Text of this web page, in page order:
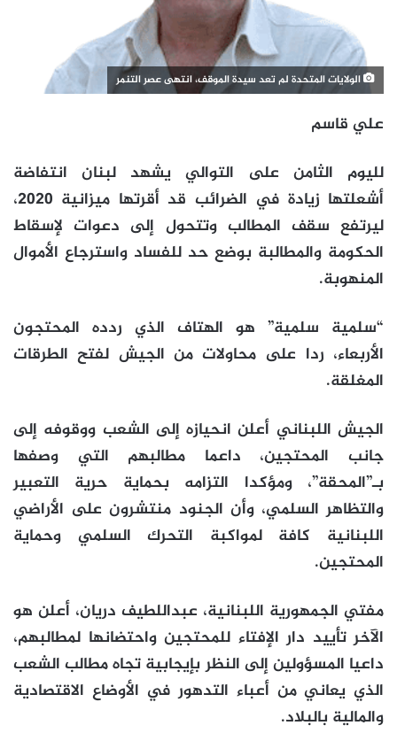
الولايات المتحدة لم تعد سيدة الموقف، انتهى عصر التنمر
علي قاسم
لليوم الثامن على التوالي يشهد لبنان انتفاضة
أشعلتها زيادة في الضرائب قد أقرتها ميزانية 2020،
ليرتفع سقف المطالب وتتحول إلى دعوات لإسقاط
الحكومة والمطالبة بوضع حد للفساد واسترجاع الأموال
المنهوبة.
“سلمية سلمية” هو الهتاف الذي ردده المحتجون
الأربعاء، ردا على محاولات من الجيش لفتح الطرقات
المغلقة.
الجيش اللبناني أعلن انحيازه إلى الشعب ووقوفه إلى
جانب المحتجين، داعما مطالبهم التي وصفها
بـ”المحقة”، ومؤكدا التزامه بحماية حرية التعبير
والتظاهر السلمي، وأن الجنود منتشرون على الأراضي
اللبنانية كافة لمواكبة التحرك السلمي وحماية
المحتجين.
مفتي الجمهورية اللبنانية، عبداللطيف دريان، أعلن هو
الآخر تأييد دار الإفتاء للمحتجين واحتضانها لمطالبهم،
داعيا المسؤولين إلى النظر بإيجابية تجاه مطالب الشعب
الذي يعاني من أعباء التدهور في الأوضاع الاقتصادية
والمالية بالبلاد.